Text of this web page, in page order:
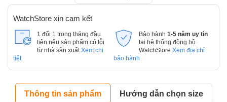
WatchStore xin cam kết
1 đổi 1 trong tháng đầu
tiên nếu sản phẩm có lỗi
từ nhà sản xuất. Xem chi
tiết
Bảo hành 1-5 năm uy tín
tại hệ thống đồng hồ
WatchStore Xem địa chỉ
bảo hành
Thông tin sản phẩm Hướng dẫn chọn size